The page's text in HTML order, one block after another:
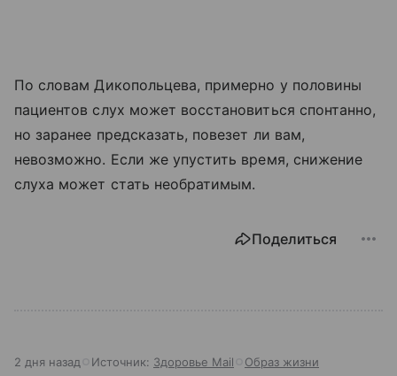
По словам Дикопольцева, примерно у половины
пациентов слух может восстановиться спонтанно,
но заранее предсказать, повезет ли вам,
невозможно. Если же упустить время, снижение
слуха может стать необратимым.
Поделиться
2 дня назад Источник: Здоровье Mail Образ жизни